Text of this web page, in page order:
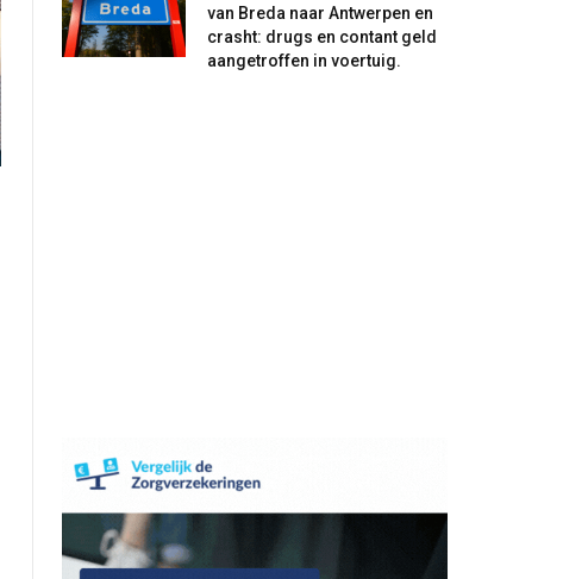
van Breda naar Antwerpen en
crasht: drugs en contant geld
aangetroffen in voertuig.